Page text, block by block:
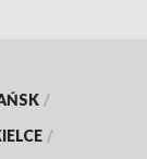
/
/